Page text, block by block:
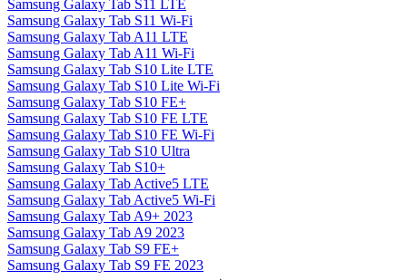
Samsung Galaxy Tab S11 LTE
Samsung Galaxy Tab S11 Wi-Fi
Samsung Galaxy Tab A11 LTE
Samsung Galaxy Tab A11 Wi-Fi
Samsung Galaxy Tab S10 Lite LTE
Samsung Galaxy Tab S10 Lite Wi-Fi
Samsung Galaxy Tab S10 FE+
Samsung Galaxy Tab S10 FE LTE
Samsung Galaxy Tab S10 FE Wi-Fi
Samsung Galaxy Tab S10 Ultra
Samsung Galaxy Tab S10+
Samsung Galaxy Tab Active5 LTE
Samsung Galaxy Tab Active5 Wi-Fi
Samsung Galaxy Tab A9+ 2023
Samsung Galaxy Tab A9 2023
Samsung Galaxy Tab S9 FE+
Samsung Galaxy Tab S9 FE 2023